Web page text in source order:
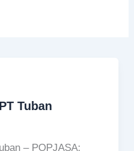
Tuban
– POPJASA: